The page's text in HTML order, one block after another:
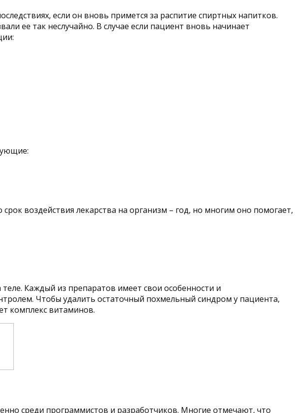
если он вновь примется за распитие спиртных напитков.
ее так неслучайно. В случае если пациент вновь начинает
воздействия лекарства на организм – год, но многим оно помогает,
Каждый из препаратов имеет свои особенности и
Чтобы удалить остаточный похмельный синдром у пациента,
комплекс витаминов.
среди программистов и разработчиков. Многие отмечают, что